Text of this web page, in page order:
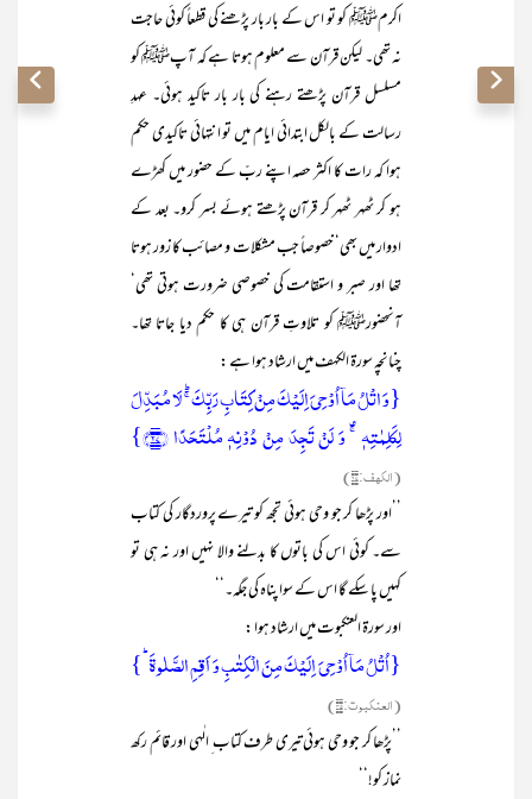
اکرمﷺ کو تو اس کے بار بار پڑھنے کی قطعاً کوئی حاجت
نہ تھی۔ لیکن قرآن سے معلوم ہوتا ہے کہ آپﷺ کو
مسلسل قرآن پڑھتے رہنے کی بار بار تاکید ہوئی۔ عہدِ
رسالت کے بالکل ابتدائی ایام میں تو انتہائی تاکیدی حکم
ہوا کہ رات کا اکثر حصہ اپنے ربّ کے حضور میں کھڑے
ہو کر ٹھہر ٹھہر کر قرآن پڑھتے ہوئے بسر کرو۔ بعد کے
ادوار میں بھی‘ خصوصاً جب مشکلات و مصائب کا زور ہوتا
تھا اور صبر و استقامت کی خصوصی ضرورت ہوتی تھی‘
آنحضورﷺ کو تلاوتِ قرآن ہی کا حکم دیا جاتا تھا۔
چنانچہ سورۃ الکہف میں ارشاد ہوا ہے :
{وَ اتۡلُ مَاۤ اُوۡحِیَ اِلَیۡکَ مِنۡ کِتَابِ رَبِّکَ ۚؕ لَا مُبَدِّلَ
لِکَلِمٰتِہٖ ۚ۟ وَ لَنۡ تَجِدَ مِنۡ دُوۡنِہٖ مُلۡتَحَدًا ﴿۲۷﴾}
(الکہف:۲۷)
’’اور پڑھا کر جو وحی ہوئی تجھ کو تیرے پروردگار کی کتاب
سے۔ کوئی اس کی باتوں کا بدلنے والا نہیں اور نہ ہی تو
کہیں پا سکے گا اس کے سوا پناہ کی جگہ۔‘‘
اور سورۃ العنکبوت میں ارشاد ہوا :
{اُتۡلُ مَاۤ اُوۡحِیَ اِلَیۡکَ مِنَ الۡکِتٰبِ وَ اَقِمِ الصَّلٰوۃَ ؕ}
(العنکبوت:۴۵)
’’پڑھا کر جو وحی ہوئی تیری طرف کتاب ِ الٰہی اور قائم رکھ
نماز کو!‘‘